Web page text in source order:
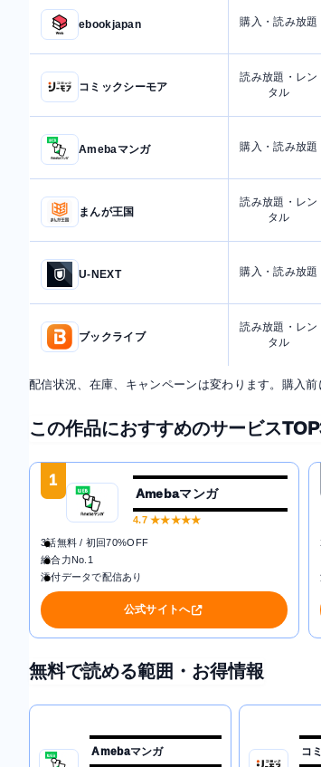
ebookjapan 購入・読み放題
コミックシーモア
読み放題・レン
タル
Amebaマンガ 購入・読み放題
まんが王国
読み放題・レン
タル
U-NEXT 購入・読み放題
ブックライブ
読み放題・レン
タル
配信状況、在庫、キャンペーンは変わります。購入
この作品におすすめのサービス
1
Amebaマンガ
4.7★★★★★
3話無料 / 初回70%OFF
総合力No.1
添付データで配信あり
公式サイトへ
無料で読める範囲・お得情報
Amebaマンガ コ